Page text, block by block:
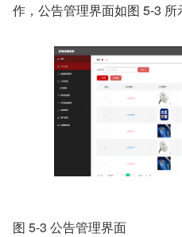
作，公告管理界面如图 5-3 所
图 5-3 公告管理界面